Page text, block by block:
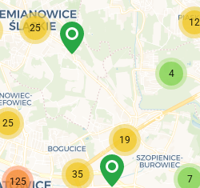
25
25
12
4
7
125
35
19